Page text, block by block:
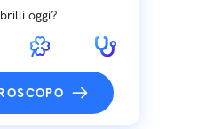
oggi?